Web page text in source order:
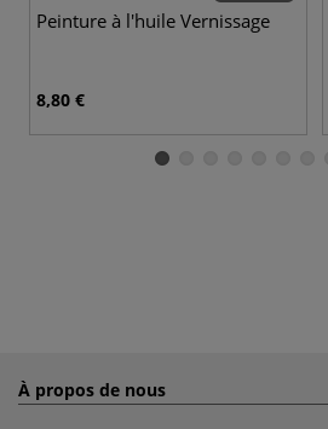
Peinture à l'huile Vernissage
8,80 €
À propos de nous